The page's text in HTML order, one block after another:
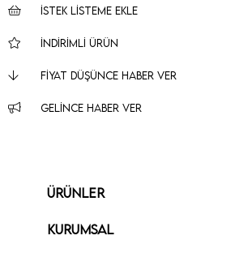
İSTEK LISTEME EKLE
İNDIRIMLI ÜRÜN
FIYAT DÜŞÜNCE HABER VER
GELINCE HABER VER
ÜRÜNLER
KURUMSAL